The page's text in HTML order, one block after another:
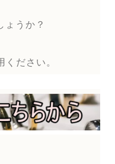
ょうか？
ださい。